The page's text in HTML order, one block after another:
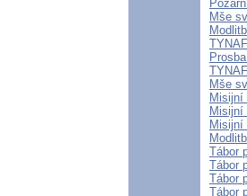
Mše
Mše
Misijní
Misijní
Misijní
Tábor
Tábor
Tábor
Tábor